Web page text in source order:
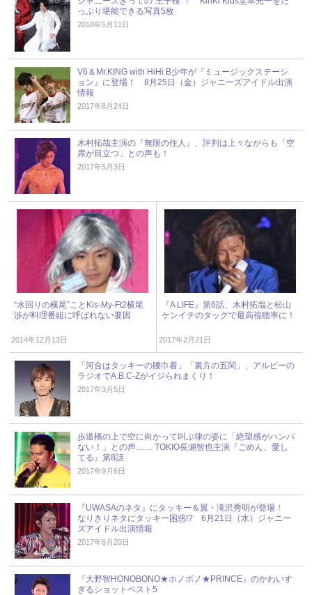
っぷり堪能できる写真5枚
2018年5月11日
V6＆Mr.KING with HiHi B少年が『ミュージックステーシ
ョン』に登場！ 8月25日（金）ジャニーズアイドル出演
情報
2017年8月24日
木村拓哉主演の『無限の住人』、評判は上々ながらも「空
席が目立つ」との声も！
2017年5月3日
“水回りの横尾”ことKis-My-Ft2横尾
渉が料理番組に呼ばれない要因
2014年12月13日
『A LIFE』第6話、木村拓哉と松山
ケンイチのタッグで最高視聴率に！
2017年2月21日
「河合はタッキーの腰巾着」「裏方の五関」、アルピーの
ラジオでA.B.C-Zがイジられまくり！
2017年3月5日
歩道橋の上で空に向かって叫ぶ律の姿に「絶望感がハンパ
ない！」との声…… TOKIO長瀬智也主演『ごめん、愛し
てる』第8話
2017年9月6日
『UWASAのネタ』にタッキー＆翼・滝沢秀明が登場！
なりきりネタにタッキー困惑!? 6月21日（水）ジャニー
ズアイドル出演情報
2017年6月20日
『大野智HONOBONO★ホノボノ★PRINCE』のかわいす
ぎるショットベスト5